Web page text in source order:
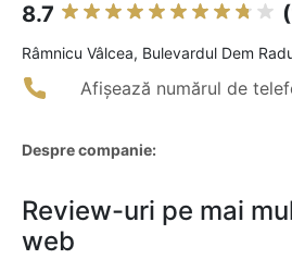
8.7
Râmnicu Vâlcea, Bulevardul Dem
Afișează numărul de
Despre companie:
Review-uri pe mai
web